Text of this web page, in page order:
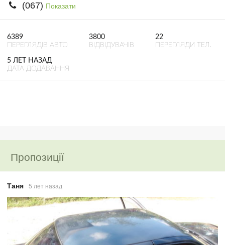
(067) Показати
6389
ПЕРЕГЛЯДІВ АВТО
3800
ВІДВІДУВАЧІВ
22
ПЕРЕГЛЯДИ ТЕЛ.
5 ЛЕТ НАЗАД
ДАТА ДОДАВАННЯ
Пропозиції
Таня 5 лет назад